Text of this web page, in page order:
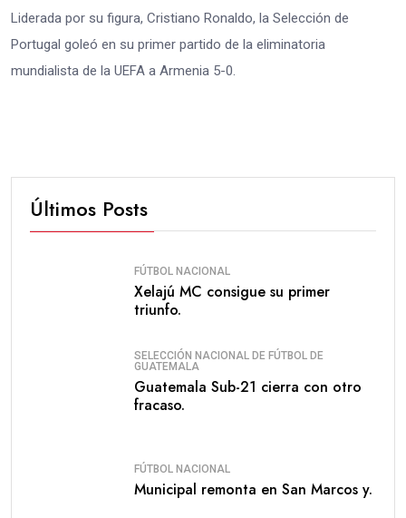
Liderada por su figura, Cristiano Ronaldo, la Selección de
Portugal goleó en su primer partido de la eliminatoria
mundialista de la UEFA a Armenia 5-0.
Últimos Posts
FÚTBOL NACIONAL
Xelajú MC consigue su primer
triunfo.
SELECCIÓN NACIONAL DE FÚTBOL DE
GUATEMALA
Guatemala Sub-21 cierra con otro
fracaso.
FÚTBOL NACIONAL
Municipal remonta en San Marcos y.